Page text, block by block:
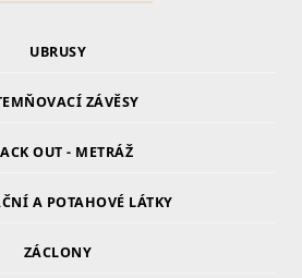
UBRUSY
ZÁVĚSY
OUT - METRÁŽ
A POTAHOVÉ LÁTKY
ZÁCLONY